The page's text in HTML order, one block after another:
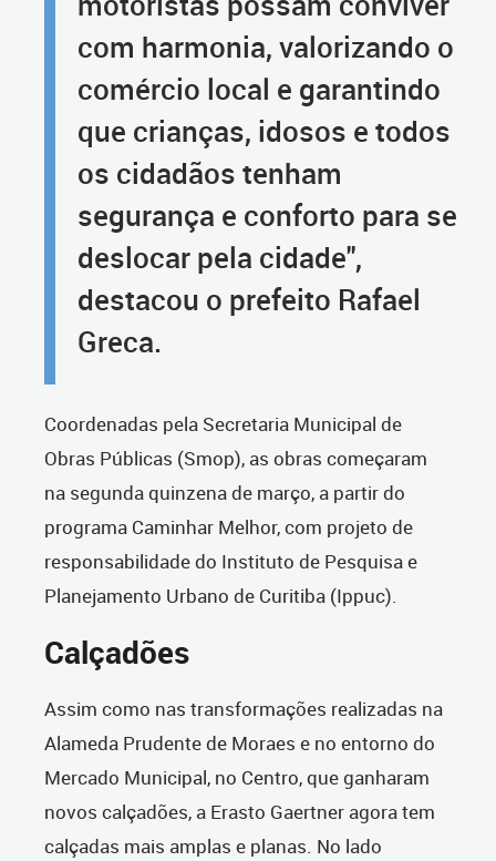
com harmonia, valorizando o
comércio local e garantindo
que crianças, idosos e todos
os cidadãos tenham
segurança e conforto para se
deslocar pela cidade",
destacou o prefeito Rafael
Greca.
Coordenadas pela Secretaria Municipal de
Obras Públicas (Smop), as obras começaram
na segunda quinzena de março, a partir do
programa Caminhar Melhor, com projeto de
responsabilidade do Instituto de Pesquisa e
Planejamento Urbano de Curitiba (Ippuc).
Calçadões
Assim como nas transformações realizadas na
Alameda Prudente de Moraes e no entorno do
Mercado Municipal, no Centro, que ganharam
novos calçadões, a Erasto Gaertner agora tem
calçadas mais amplas e planas. No lado